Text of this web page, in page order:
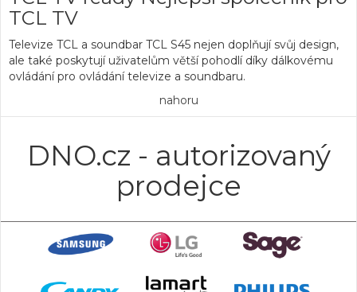
TCL TV
Televize TCL a soundbar TCL S45 nejen doplňují svůj design,
ale také poskytují uživatelům větší pohodlí díky dálkovému
ovládánípro ovládání televize a soundbaru.
nahoru
DNO.cz - autorizovaný
prodejce